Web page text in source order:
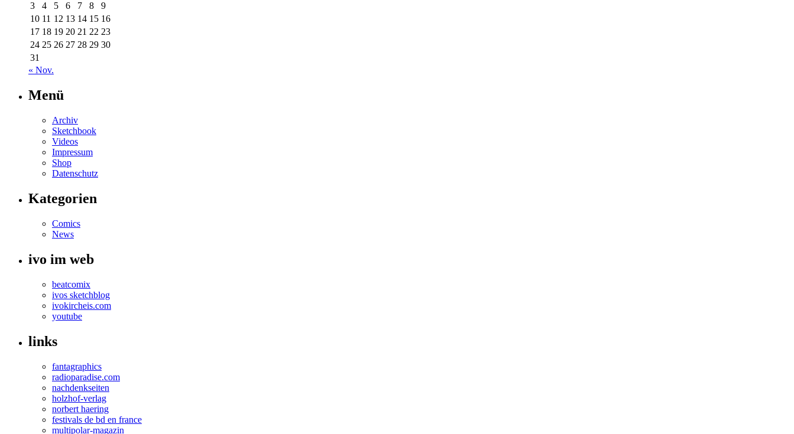
3
4 5 6 7 8
9
10 11 12 13 14 15 16
17 18 19 20 21 22 23
24 25 26 27 28 29 30
31
« Nov.
Menü
Archiv
Sketchbook
Videos
Impressum
Shop
Datenschutz
Kategorien
Comics
News
ivo im web
beatcomix
ivos sketchblog
ivokircheis.com
youtube
links
fantagraphics
radioparadise.com
nachdenkseiten
holzhof-verlag
norbert haering
festivals de bd en france
multipolar-magazin